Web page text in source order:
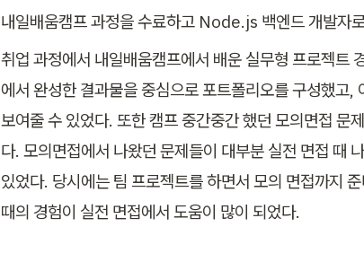
내일배움캠프 과정을 수료하고 Node.js 백엔드 개발자
취업 과정에서 내일배움캠프에서 배운 실무형 프로젝트
에서 완성한 결과물을 중심으로 포트폴리오를 구성했고,
보여줄 수 있었다. 또한 캠프 중간중간 했던 모의면접 문
다. 모의면접에서 나왔던 문제들이 대부분 실전 면접 때
있었다. 당시에는 팀 프로젝트를 하면서 모의 면접까지
때의 경험이 실전 면접에서 도움이 많이 되었다.